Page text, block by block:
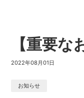
【重要
2022年08月01日
お知らせ